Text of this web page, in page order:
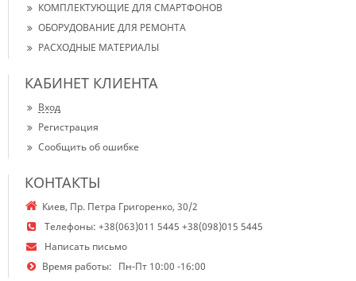
КОМПЛЕКТУЮЩИЕ ДЛЯ СМАРТФОНОВ
ОБОРУДОВАНИЕ ДЛЯ РЕМОНТА
РАСХОДНЫЕ МАТЕРИАЛЫ
КАБИНЕТ КЛИЕНТА
Вход
Регистрация
Сообщить об ошибке
КОНТАКТЫ
Киев, Пр. Петра Григоренко, 30/2
Телефоны: +38(063)011 5445 +38(098)015 5445
Написать письмо
Время работы: Пн-Пт 10:00 -16:00